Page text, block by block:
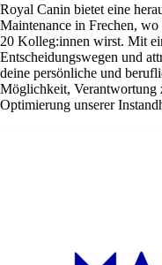
Royal Canin bietet eine
Maintenance in Frechen,
20 Kolleg:innen wirst. Mit
Entscheidungswegen und
deine persönliche und
Möglichkeit, Verantwortung
Optimierung unserer